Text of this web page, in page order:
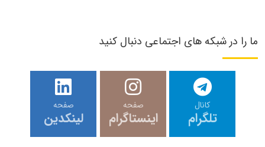
ما را در شبکه های اجتماعی دنبال کنید
کانال
تلگرام
صفحه
اینستاگرام
صفحه
لینکدین